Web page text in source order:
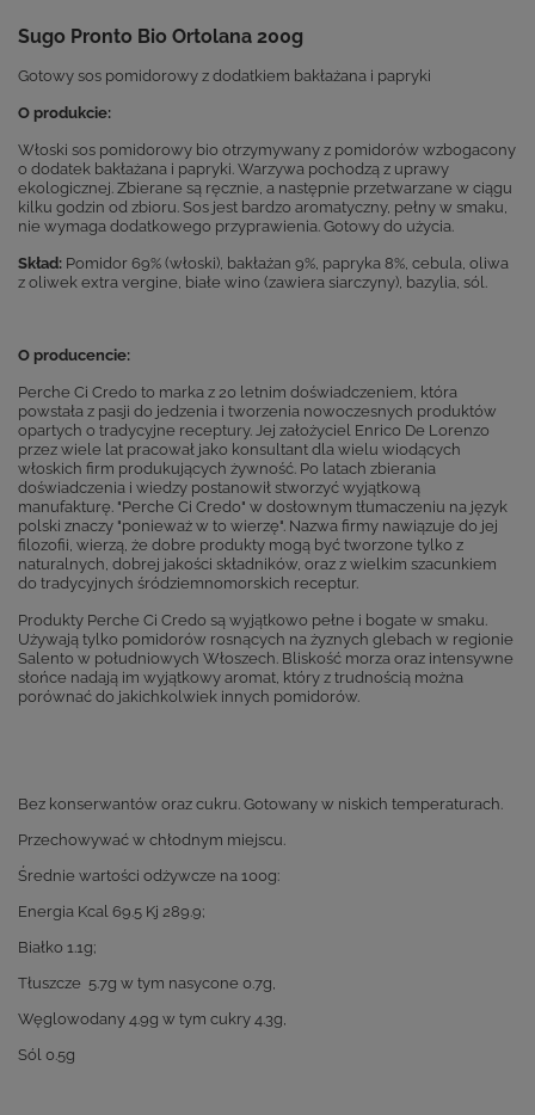
Sugo Pronto Bio Ortolana 200g
Gotowy sos pomidorowy z dodatkiem bakłażana i papryki
O produkcie:
Włoski sos pomidorowy bio otrzymywany z pomidorów wzbogacony
o dodatek bakłażana i papryki. Warzywa pochodzą z uprawy
ekologicznej. Zbierane są ręcznie, a następnie przetwarzane w ciągu
kilku godzin od zbioru. Sos jest bardzo aromatyczny, pełny w smaku,
nie wymaga dodatkowego przyprawienia. Gotowy do użycia.
Skład: Pomidor 69% (włoski), bakłażan 9%, papryka 8%, cebula, oliwa
z oliwek extra vergine, białe wino (zawiera siarczyny), bazylia, sól.
O producencie:
Perche Ci Credo to marka z 20 letnim doświadczeniem, która
powstała z pasji do jedzenia i tworzenia nowoczesnych produktów
opartych o tradycyjne receptury. Jej założyciel Enrico De Lorenzo
przez wiele lat pracował jako konsultant dla wielu wiodących
włoskich firm produkujących żywność. Po latach zbierania
doświadczenia i wiedzy postanowił stworzyć wyjątkową
manufakturę. "Perche Ci Credo" w dosłownym tłumaczeniu na język
polski znaczy "ponieważ w to wierzę". Nazwa firmy nawiązuje do jej
filozofii, wierzą, że dobre produkty mogą być tworzone tylko z
naturalnych, dobrej jakości składników, oraz z wielkim szacunkiem
do tradycyjnych śródziemnomorskich receptur.
Produkty Perche Ci Credo są wyjątkowo pełne i bogate w smaku.
Używają tylko pomidorów rosnących na żyznych glebach w regionie
Salento w południowych Włoszech. Bliskość morza oraz intensywne
słońce nadają im wyjątkowy aromat, który z trudnością można
porównać do jakichkolwiek innych pomidorów.
Bez konserwantów oraz cukru. Gotowany w niskich temperaturach.
Przechowywać w chłodnym miejscu.
Średnie wartości odżywcze na 100g:
Energia Kcal 69.5 Kj 289.9;
Białko 1.1g;
Tłuszcze 5.7g w tym nasycone 0.7g,
Węglowodany 4.9g w tym cukry 4.3g,
Sól 0.5g